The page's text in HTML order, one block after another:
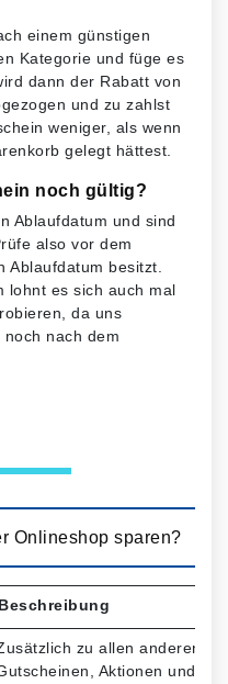
einem günstigen
Kategorie und füge es
dann der Rabatt von
und zu zahlst
weniger, als wenn
gelegt hättest.
noch gültig?
Ablaufdatum und sind
also vor dem
Ablaufdatum besitzt.
lohnt es sich auch mal
da uns
nach dem
Onlineshop sparen?
Beschreibung
zu allen anderen
Aktionen und